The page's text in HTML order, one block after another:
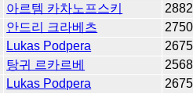
아르템 카차노프스키
2882
안드리 크라베츠
2750
Lukas Podpera
2675
탕귀 르카르베
2568
Lukas Podpera
2675